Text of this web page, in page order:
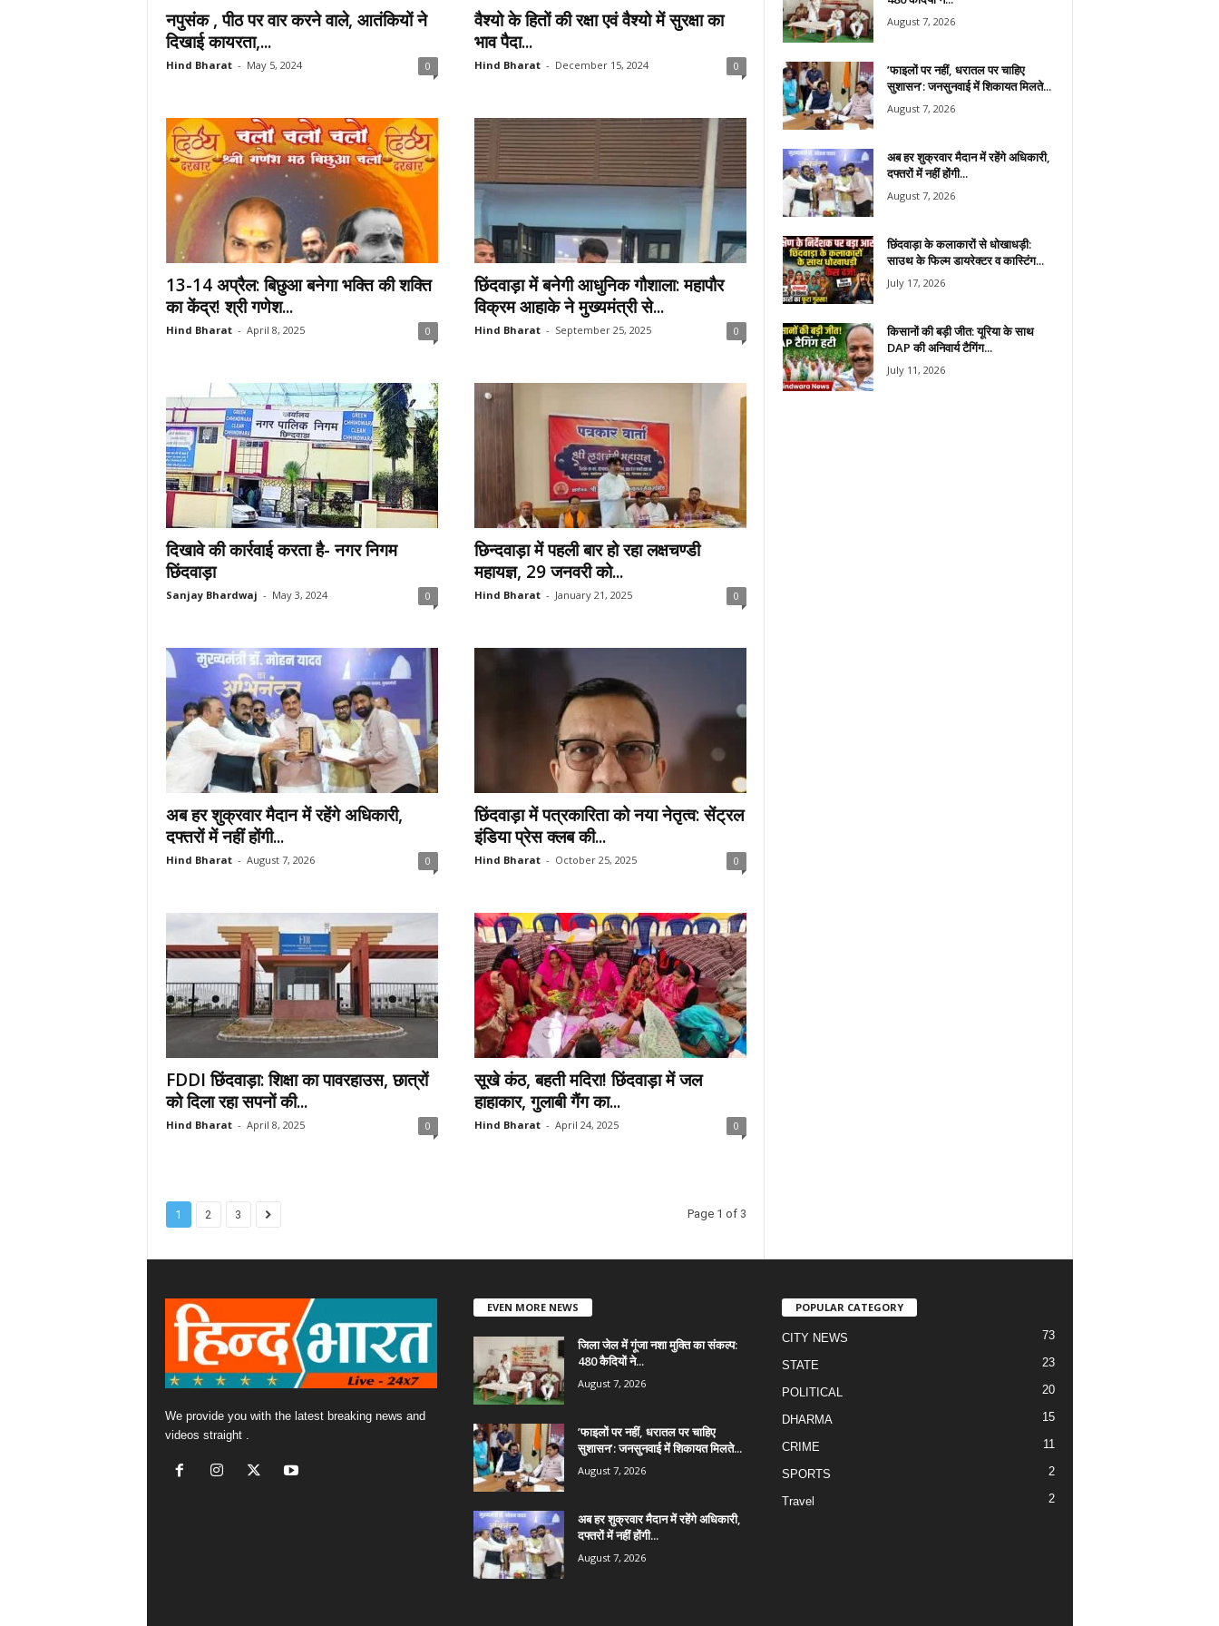
नपुसंक , पीठ पर वार करने वाले, आतंकियों ने
दिखाई कायरता,...
Hind Bharat - May 5, 2024 0
वैश्यो के हितों की रक्षा एवं वैश्यो में सुरक्षा का
भाव पैदा...
Hind Bharat - December 15, 2024 0
13-14 अप्रैल: बिछुआ बनेगा भक्ति की शक्ति
का केंद्र! श्री गणेश...
Hind Bharat - April 8, 2025 0
छिंदवाड़ा में बनेगी आधुनिक गौशाला: महापौर
विक्रम आहाके ने मुख्यमंत्री से...
Hind Bharat - September 25, 2025 0
दिखावे की कार्रवाई करता है- नगर निगम
छिंदवाड़ा
Sanjay Bhardwaj - May 3, 2024 0
छिन्दवाड़ा में पहली बार हो रहा लक्षचण्डी
महायज्ञ, 29 जनवरी को...
Hind Bharat - January 21, 2025 0
अब हर शुक्रवार मैदान में रहेंगे अधिकारी,
दफ्तरों में नहीं होंगी...
Hind Bharat - August 7, 2026 0
छिंदवाड़ा में पत्रकारिता को नया नेतृत्व: सेंट्रल
इंडिया प्रेस क्लब की...
Hind Bharat - October 25, 2025 0
FDDI छिंदवाड़ा: शिक्षा का पावरहाउस, छात्रों
को दिला रहा सपनों की...
Hind Bharat - April 8, 2025 0
सूखे कंठ, बहती मदिरा! छिंदवाड़ा में जल
हाहाकार, गुलाबी गैंग का...
Hind Bharat - April 24, 2025 0
1 2 3 Page 1 of 3
August 7, 2026
​’फाइलों पर नहीं, धरातल पर चाहिए
सुशासन’: जनसुनवाई में शिकायत मिलते...
August 7, 2026
अब हर शुक्रवार मैदान में रहेंगे अधिकारी,
दफ्तरों में नहीं होंगी...
August 7, 2026
छिंदवाड़ा के कलाकारों से धोखाधड़ी:
साउथ के फिल्म डायरेक्टर व कास्टिंग...
July 17, 2026
किसानों की बड़ी जीत: यूरिया के साथ
DAP की अनिवार्य टैगिंग...
July 11, 2026
We provide you with the latest breaking news and
videos straight .
EVEN MORE NEWS
जिला जेल में गूंजा नशा मुक्ति का संकल्प:
480 कैदियों ने...
August 7, 2026
​’फाइलों पर नहीं, धरातल पर चाहिए
सुशासन’: जनसुनवाई में शिकायत मिलते...
August 7, 2026
अब हर शुक्रवार मैदान में रहेंगे अधिकारी,
दफ्तरों में नहीं होंगी...
August 7, 2026
POPULAR CATEGORY
CITY NEWS 73
STATE 23
POLITICAL 20
DHARMA 15
CRIME 11
SPORTS 2
Travel 2